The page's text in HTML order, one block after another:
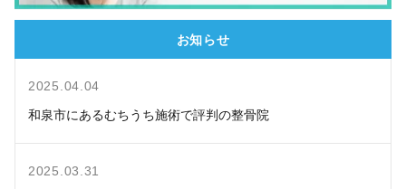
お知らせ
2025.04.04
和泉市にあるむちうち施術で評判の整骨院
2025.03.31